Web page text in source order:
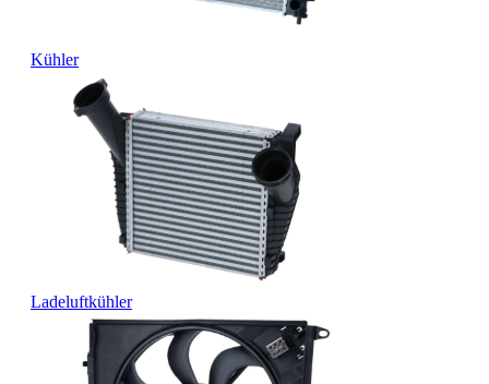
Kühler
Ladeluftkühler